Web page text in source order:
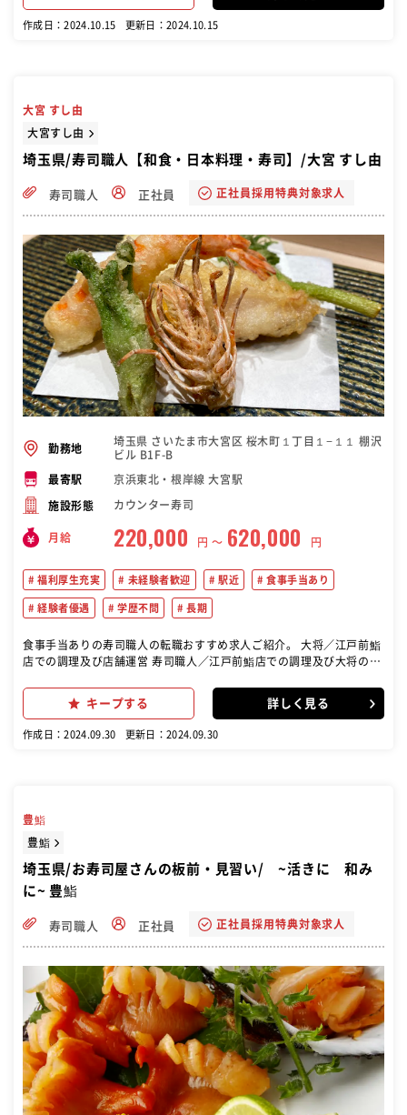
作成日：2024.10.15 更新日：2024.10.15
大宮 すし由
大宮すし由
埼玉県/寿司職人【和食・日本料理・寿司】/大宮 すし由
寿司職人 正社員 正社員採用特典対象求人
勤務地
埼玉県 さいたま市大宮区 桜木町１丁目１−１１ 棚沢
ビル B1F-B
最寄駅 京浜東北・根岸線 大宮駅
施設形態 カウンター寿司
月給 220,000 円 〜 620,000 円
福利厚生充実 未経験者歓迎 駅近 食事手当あり
経験者優遇 学歴不問 長期
食事手当ありの寿司職人の転職おすすめ求人ご紹介。 大将／江戸前鮨
店での調理及び店舗運営 寿司職人／江戸前鮨店での調理及び大将の補
キープする 詳しく見る
作成日：2024.09.30 更新日：2024.09.30
豊鮨
豊鮨
埼玉県/お寿司屋さんの板前・見習い/ ~活きに 和み
に~ 豊鮨
寿司職人 正社員 正社員採用特典対象求人